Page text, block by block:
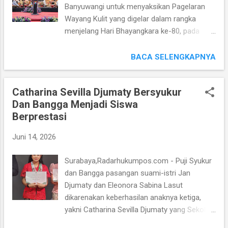
difokuskan di wilayah Madiun Raya, tetapi
juga Surabaya Raya serta sejumlah di Daerah
lain, yang diperkirakan menjadi Titik
disiagakan sesuai Permintaan dari masing-
masing Polres, termasuk di Surabaya yang
Banyuwangi untuk menyaksikan Pagelaran
Wayang Kulit yang digelar dalam rangka
menjelang Hari Bhayangkara ke-80, pada
tersebut menjadi ajang Silaturahmi antara
Kepolisian dan Masyarakat sekaligus upaya
Melestarikan Warisan Budaya Bangsa.
Sedangkan Pagelaran Wayang Kulit ini
menghadirkan Dalang Ki MPP Bayu Aji
dengan Lakon “ Pandawa Mbangun Praja ”.
Fiestiandani Azwar Anas S.Pd, M.KP,
bersama Wakil Bupati Banyuwangi Ir. H.
Mujiono, M.Si, Kapolresta Banyuwangi
Kombes Pol Rofiq Ripto Himawan, S.I.K, S.H,
M.H dan Ketua DPRD Banyuwangi I Made
BACA SELENGKAPNYA
Catharina Sevilla Djumaty Bersyukur
Dan Bangga Menjadi Siswa
Berprestasi
Juni 14, 2026
Surabaya,Radarhukumpos.com - Puji Syukur
dan Bangga pasangan suami-istri Jan
Djumaty dan Eleonora Sabina Lasut
dikarenakan keberhasilan anaknya ketiga,
yakni Catharina Sevilla Djumaty yang Sekolah